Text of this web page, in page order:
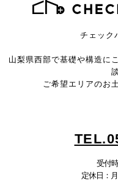
チェック
山梨県西部で基礎や構造に
ご希望エリアのお
受付
定休日：